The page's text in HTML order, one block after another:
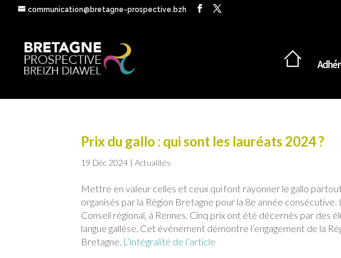
communication@bretagne-prospective.bzh
Prix du gallo : qui sont les lauréats 2024 ?
19 Déc 2024 |Actualités
Mettre en valeur celles et ceux qui font rayonner le gallo
organisés par la Région Bretagne pour la 8e année
Conseil régional, à Rennes. Cinq prix ont été décernés par des
langue gallèse. Cet événement démontre l’engagement de la
Bretagne. L’intégralité de l’article